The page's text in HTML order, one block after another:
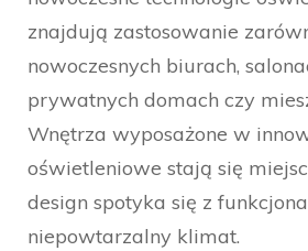
znajdują zastosowanie
nowoczesnych biurach,
prywatnych domach czy
Wnętrza wyposażone w
oświetleniowe stają się
design spotyka się z
niepowtarzalny klimat.